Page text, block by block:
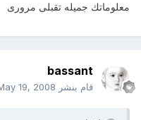
معلوماتك جميله تقبلى مرورى
bassant
قام بنشر May 19, 2008